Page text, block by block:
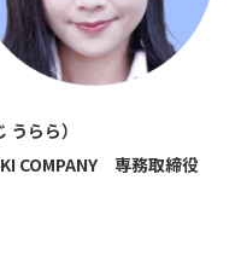
うらら）
COMPANY 専務取締役